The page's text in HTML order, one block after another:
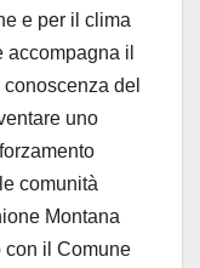
e per il clima
il
del
uno
comunità
Montana
con il Comune